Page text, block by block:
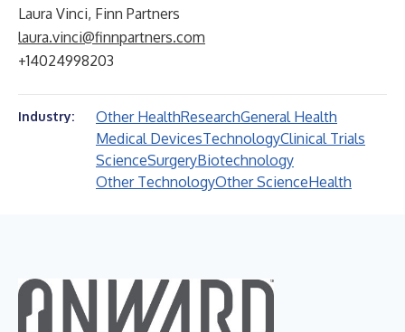
Laura Vinci, Finn Partners
laura.vinci@finnpartners.com
+14024998203
Industry: Other HealthResearchGeneral Health
Medical DevicesTechnologyClinical Trials
ScienceSurgeryBiotechnology
Other TechnologyOther ScienceHealth